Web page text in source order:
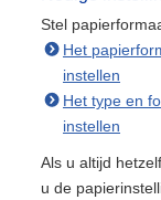
Stel
Het
instellen
Het type en
instellen
Als u altijd
u de